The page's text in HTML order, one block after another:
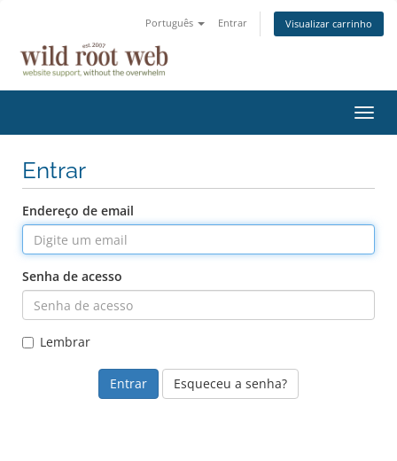
Português Entrar Visualizar carrinho
Entrar
Endereço de email
Senha de acesso
Lembrar
Esqueceu a senha?